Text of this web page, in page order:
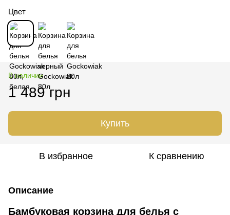
Цвет
В наличии
1 489 грн
Купить
В избранное К сравнению
Описание
Бамбуковая корзина для белья с